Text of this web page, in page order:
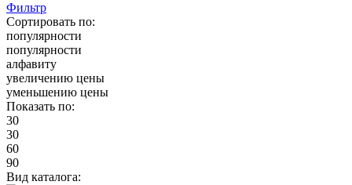
Фильтр
Сортировать по:
популярности
популярности
алфавиту
увеличению цены
уменьшению цены
Показать по:
30
30
60
90
Вид каталога: